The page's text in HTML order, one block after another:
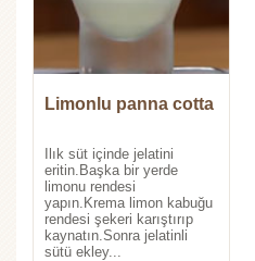
Limonlu panna cotta
Ilık süt içinde jelatini
eritin.Başka bir yerde
limonu rendesi
yapın.Krema limon kabuğu
rendesi şekeri karıştırıp
kaynatın.Sonra jelatinli
sütü ekley...